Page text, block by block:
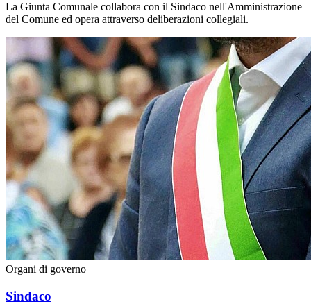
La Giunta Comunale collabora con il Sindaco nell'Amministrazione
del Comune ed opera attraverso deliberazioni collegiali.
Organi di governo
Sindaco